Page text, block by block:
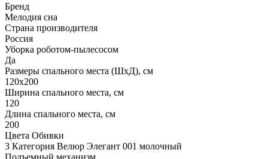
Бренд
Мелодия сна
Страна производителя
Россия
Уборка роботом-пылесосом
Да
Размеры спального места (ШхД), см
120х200
Ширина спального места, см
120
Длина спального места, см
200
Цвета Обивки
3 Категория Велюр Элегант 001 молочный
Подъемный механизм